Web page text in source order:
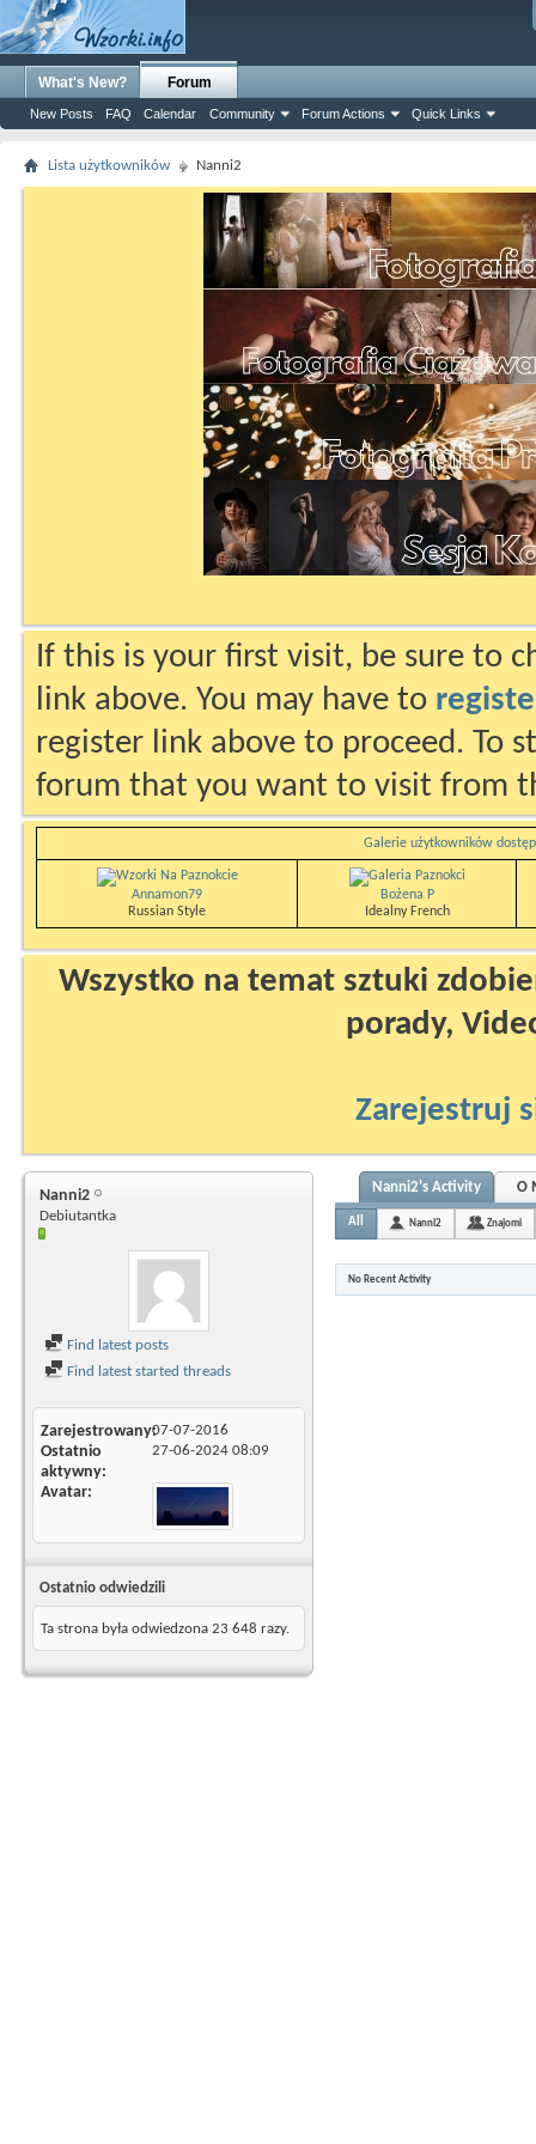
What's New? Forum
New Posts FAQ Calendar Community Forum Actions Quick Links
Lista użytkowników Nanni2
If this is your first visit, be sure to
link above. You may have to
register link above to proceed. To
forum that you want to visit from
Galerie użytkowników
Annamon79
Russian Style
Bożena P
Idealny French
Wszystko na temat sztuki
porady,
Zarejestruj
Nanni2
Debiutantka
Find latest posts
Find latest started threads
Zarejestrowany07-07-2016
Ostatnio
aktywny
27-06-2024 08:09
Avatar
Ostatnio odwiedzili
Ta strona była odwiedzona 23 648 razy.
Nanni2's Activity O
All Nanni2 Znajomi
No Recent Activity